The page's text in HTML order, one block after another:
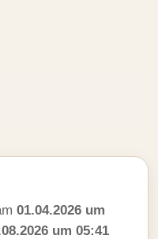
01.04.2026 um
um 05:41